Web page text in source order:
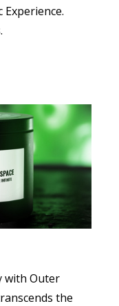
with Outer
the